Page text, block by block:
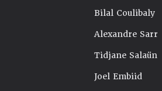
Bilal Coulibaly
Alexandre Sarr
Tidjane Salaün
Joel Embiid